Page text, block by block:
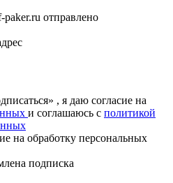
paker.ru отправлено
, я даю согласие на
и соглашаюсь c политикой
на обработку персональных
подписка